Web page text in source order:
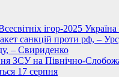
ігор-2025 Україна
санкцій проти рф, –
– Свириденко
ЗСУ на Північно-
17 серпня